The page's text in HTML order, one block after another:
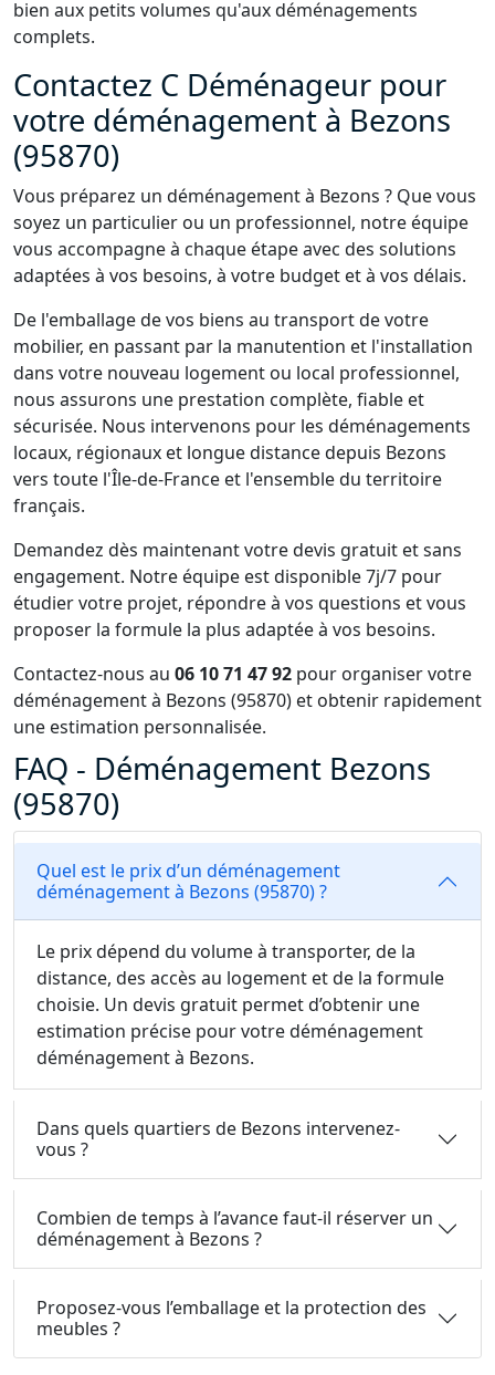
bien aux petits volumes qu'aux déménagements
complets.
Contactez C Déménageur pour
votre déménagement à Bezons
(95870)
Vous préparez un déménagement à Bezons ? Que vous
soyez un particulier ou un professionnel, notre équipe
vous accompagne à chaque étape avec des solutions
adaptées à vos besoins, à votre budget et à vos délais.
De l'emballage de vos biens au transport de votre
mobilier, en passant par la manutention et l'installation
dans votre nouveau logement ou local professionnel,
nous assurons une prestation complète, fiable et
sécurisée. Nous intervenons pour les déménagements
locaux, régionaux et longue distance depuis Bezons
vers toute l'Île-de-France et l'ensemble du territoire
français.
Demandez dès maintenant votre devis gratuit et sans
engagement. Notre équipe est disponible 7j/7 pour
étudier votre projet, répondre à vos questions et vous
proposer la formule la plus adaptée à vos besoins.
Contactez-nous au 06 10 71 47 92 pour organiser votre
déménagement à Bezons (95870) et obtenir rapidement
une estimation personnalisée.
FAQ - Déménagement Bezons
(95870)
Quel est le prix d’un déménagement
déménagement à Bezons (95870) ?
Le prix dépend du volume à transporter, de la
distance, des accès au logement et de la formule
choisie. Un devis gratuit permet d’obtenir une
estimation précise pour votre déménagement
déménagement à Bezons.
Dans quels quartiers de Bezons intervenez-
vous ?
Combien de temps à l’avance faut-il réserver un
déménagement à Bezons ?
Proposez-vous l’emballage et la protection des
meubles ?